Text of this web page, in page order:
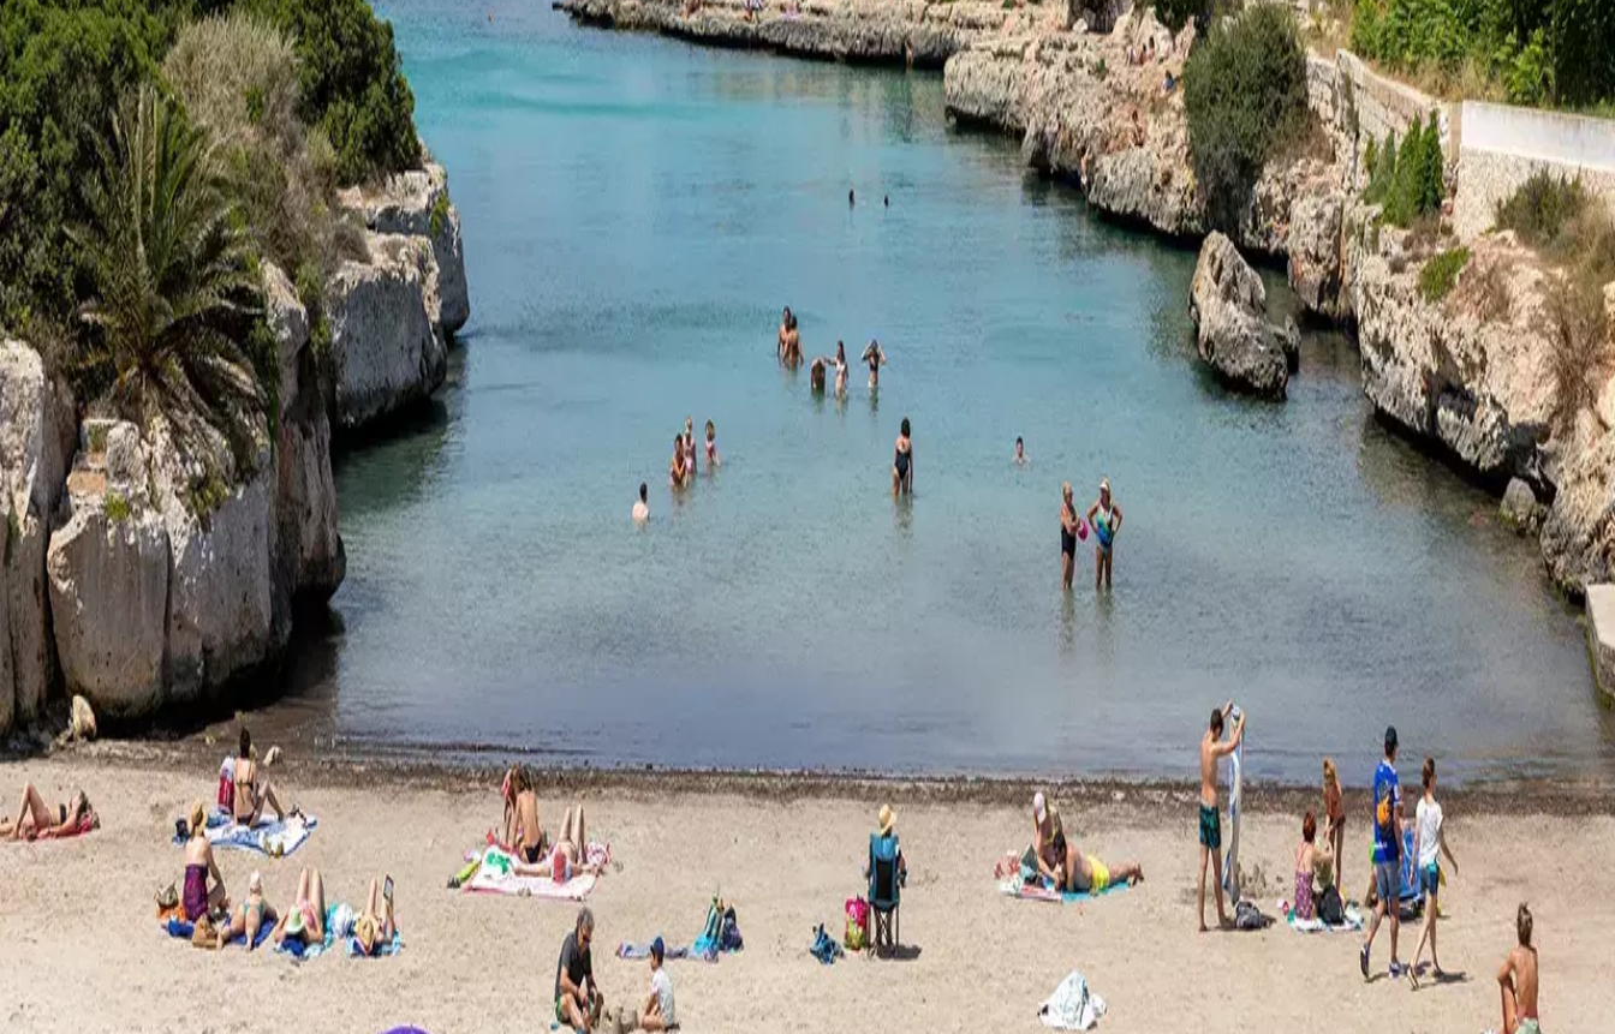
Menorca Explorer
Agenda
Minorque
L'ÎleInformations utilesPlages VillagesCultureRéserve de Biosphère Fêtes Camí de Cavalls
Guide
Manger & Boire
ServicesActivités
Achats
Tips
Français
Agenda
Minorque
Guide
Tips
Français
Cala des Degollador
...
Menorca Explorer
Plages
Plages du sud
Cala des Degollador